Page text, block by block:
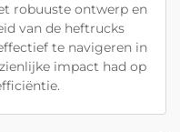
robuuste ontwerp en
van de heftrucks
te navigeren in
impact had op